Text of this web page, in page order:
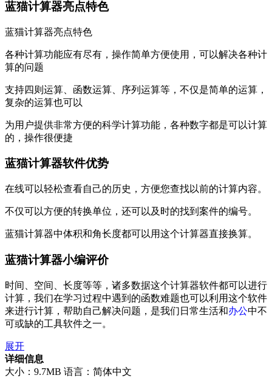
蓝猫计算器亮点特色
蓝猫计算器亮点特色
各种计算功能应有尽有，操作简单方便使用，可以解决各种计
算的问题
支持四则运算、函数运算、序列运算等，不仅是简单的运算，
复杂的运算也可以
为用户提供非常方便的科学计算功能，各种数字都是可以计算
的，操作很便捷
蓝猫计算器软件优势
在线可以轻松查看自己的历史，方便您查找以前的计算内容。
不仅可以方便的转换单位，还可以及时的找到案件的编号。
蓝猫计算器中体积和角长度都可以用这个计算器直接换算。
蓝猫计算器小编评价
时间、空间、长度等等，诸多数据这个计算器软件都可以进行
计算，我们在学习过程中遇到的函数难题也可以利用这个软件
来进行计算，帮助自己解决问题，是我们日常生活和办公中不
可或缺的工具软件之一。
展开
详细信息
大小：9.7MB 语言：简体中文